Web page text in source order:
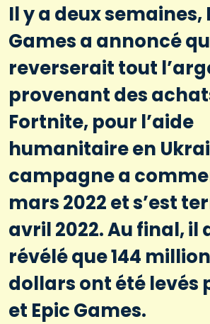
Il y a deux semaines,
Games a annoncé
reverserait tout
provenant des
Fortnite, pour l’aide
humanitaire en
campagne a
mars 2022 et s’est
avril 2022. Au final, il
révélé que 144
dollars ont été levés
et Epic Games.